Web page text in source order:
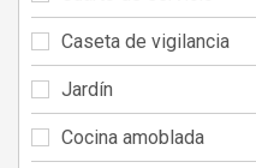
Caseta de vigilancia
Jardín
Cocina amoblada